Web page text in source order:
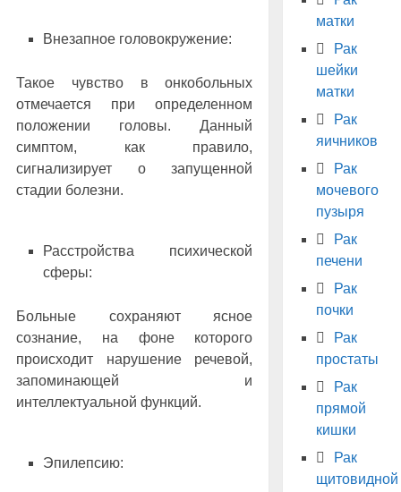
Внезапное головокружение:
Такое чувство в онкобольных
отмечается при определенном
положении головы. Данный
симптом, как правило,
сигнализирует о запущенной
стадии болезни.
Расстройства психической
сферы:
Больные сохраняют ясное
сознание, на фоне которого
происходит нарушение речевой,
запоминающей и
интеллектуальной функций.
Эпилепсию:
матки
Рак
шейки
матки
Рак
яичников
Рак
мочевого
пузыря
Рак
печени
Рак
почки
Рак
простаты
Рак
прямой
кишки
Рак
щитовидной